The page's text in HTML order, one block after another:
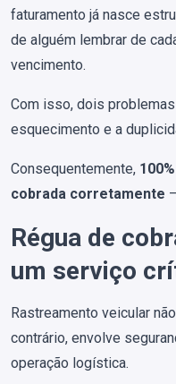
faturamento já nasce
de alguém lembrar de
vencimento.
Com isso, dois
esquecimento e a
Consequentemente,
cobrada corretamente
Régua de
um serviço
Rastreamento veicular
contrário, envolve
operação logística.